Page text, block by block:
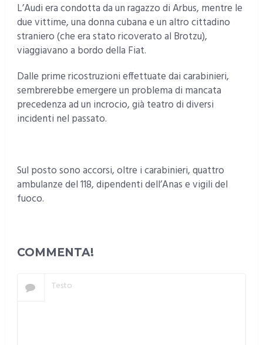
L’Audi era condotta da un ragazzo di Arbus, mentre le
due vittime, una donna cubana e un altro cittadino
straniero (che era stato ricoverato al Brotzu),
viaggiavano a bordo della Fiat.
Dalle prime ricostruzioni effettuate dai carabinieri,
sembrerebbe emergere un problema di mancata
precedenza ad un incrocio, già teatro di diversi
incidenti nel passato.
Sul posto sono accorsi, oltre i carabinieri, quattro
ambulanze del 118, dipendenti dell’Anas e vigili del
fuoco.
COMMENTA!